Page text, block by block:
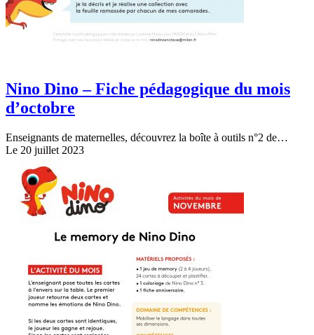
Nino Dino – Fiche pédagogique du mois
d’octobre
Enseignants de maternelles, découvrez la boîte à outils n°2 de…
Le 20 juillet 2023